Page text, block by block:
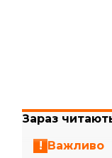
Зараз
Важливо